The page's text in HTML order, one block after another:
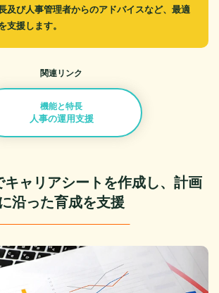
及び人事管理者からのアドバイスなど、最適
支援します。
関連リンク
機能と特長
人事の運用支援
ャリアシートを作成し、 計画
に沿った育成を支援